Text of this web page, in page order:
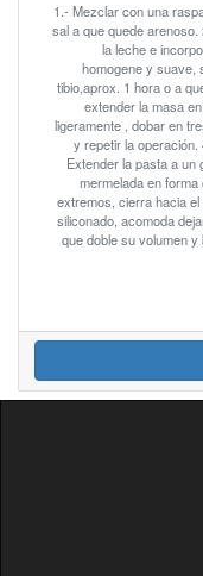
1.- Mezclar con una
sal a que quede
la leche e
homogene y suave,
tibio,aprox. 1 hora o a
extender la masa
ligeramente , dobar en
y repetir la
Extender la pasta a
mermelada en
extremos, cierra hacia
siliconado, acomoda
que doble su volumen y